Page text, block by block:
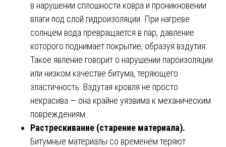
в нарушении сплошности ковра и проникновении
влаги под слой гидроизоляции. При нагреве
солнцем вода превращается в пар, давление
которого поднимает покрытие, образуя вздутия.
Такое явление говорит о нарушении пароизоляции
или низком качестве битума, теряющего
эластичность. Вздутая кровля не просто
некрасива — она крайне уязвима к механическим
повреждениям.
Растрескивание (старение материала).
Битумные материалы со временем теряют